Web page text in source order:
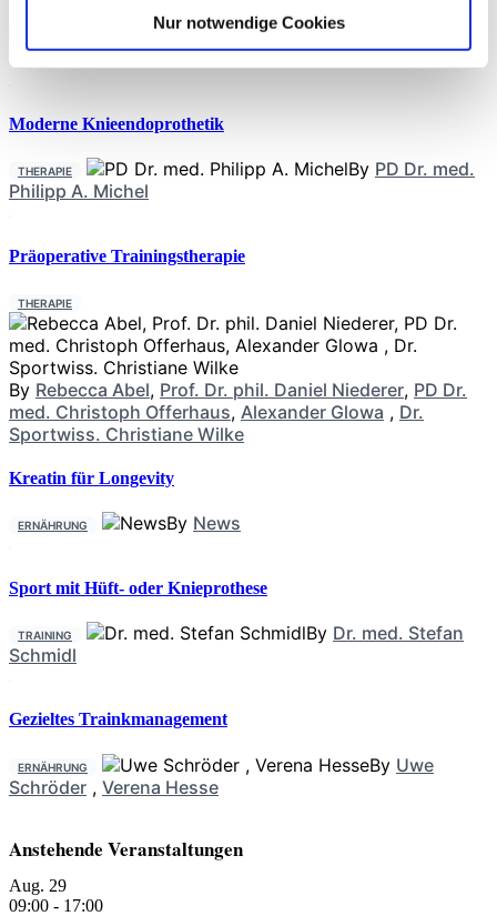
Nur notwendige Cookies
Moderne Knieendoprothetik
THERAPIE By PD Dr. med.
Philipp A. Michel
Präoperative Trainingstherapie
THERAPIE
By Rebecca Abel, Prof. Dr. phil. Daniel Niederer, PD Dr.
med. Christoph Offerhaus, Alexander Glowa , Dr.
Sportwiss. Christiane Wilke
Kreatin für Longevity
ERNÄHRUNG By News
Sport mit Hüft- oder Knieprothese
TRAINING By Dr. med. Stefan
Schmidl
Gezieltes Trainkmanagement
ERNÄHRUNG By Uwe
Schröder , Verena Hesse
Anstehende Veranstaltungen
Aug. 29
09:00 - 17:00